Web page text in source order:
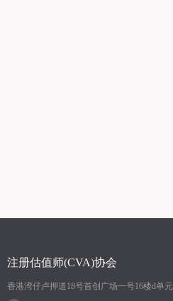
注册估值师(CVA)协会
香港湾仔卢押道18号首创广场一号16楼d单元